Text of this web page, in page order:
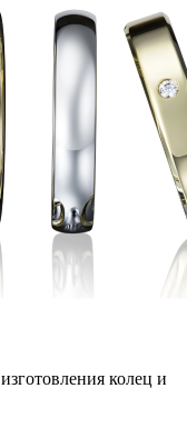
колец и